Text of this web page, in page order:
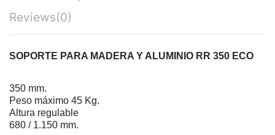
Reviews(0)
SOPORTE PARA MADERA Y ALUMINIO RR 350 ECO
350 mm.
Peso máximo 45 Kg.
Altura regulable
680 / 1.150 mm.